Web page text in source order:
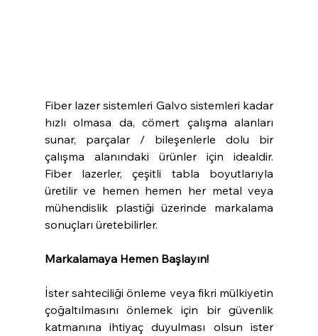
Fiber lazer sistemleri Galvo sistemleri kadar
hızlı olmasa da, cömert çalışma alanları
sunar, parçalar / bileşenlerle dolu bir
çalışma alanındaki ürünler için idealdir.
Fiber lazerler, çeşitli tabla boyutlarıyla
üretilir ve hemen hemen her metal veya
mühendislik plastiği üzerinde markalama
sonuçları üretebilirler.
Markalamaya Hemen Başlayın!
İster sahteciliği önleme veya fikri mülkiyetin
çoğaltılmasını önlemek için bir güvenlik
katmanına ihtiyaç duyulması olsun ister